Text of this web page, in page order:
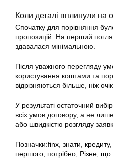
Коли деталі вплинули на
Спочатку для порівняння
пропозицій. На перший
здавалася мінімальною.
Після уважного перегляду
користування коштами та
відрізняються більше, ніж
У результаті остаточний
всіх умов договору, а не
або швидкістю розгляду
Позначки:finx, знати, кредиту,
першого, потрібно, Різне, що